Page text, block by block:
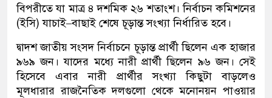
বিপরীতে যা মাত্র ৪ দশমিক ২৬ শতাংশ। নির্বাচন কমিশনের
(ইসি) যাচাই–বাছাই শেষে চূড়ান্ত সংখ্যা নির্ধারিত হবে।
দ্বাদশ জাতীয় সংসদ নির্বাচনে চূড়ান্ত প্রার্থী ছিলেন এক হাজার
৯৬৯ জন। যাদের মধ্যে নারী প্রার্থী ছিলেন ৯৬ জন। সেই
হিসেবে এবার নারী প্রার্থীর সংখ্যা কিছুটা বাড়লেও
মূলধারার রাজনৈতিক দলগুলো থেকে মনোনয়ন পাওয়ার